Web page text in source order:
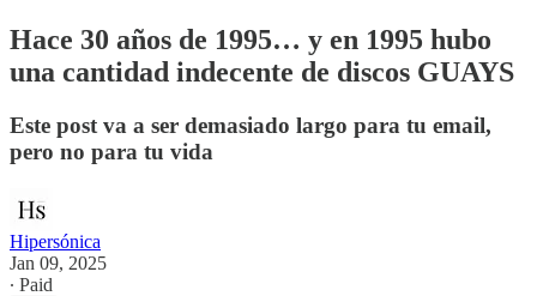
Hace 30 años de 1995… y en 1995 hubo
una cantidad indecente de discos GUAYS
Este post va a ser demasiado largo para tu email,
pero no para tu vida
Hipersónica
Jan 09, 2025
∙ Paid